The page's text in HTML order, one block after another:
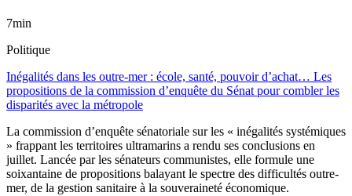
7min
Politique
Inégalités dans les outre-mer : école, santé, pouvoir d’achat… Les
propositions de la commission d’enquête du Sénat pour combler les
disparités avec la métropole
La commission d’enquête sénatoriale sur les « inégalités systémiques
» frappant les territoires ultramarins a rendu ses conclusions en
juillet. Lancée par les sénateurs communistes, elle formule une
soixantaine de propositions balayant le spectre des difficultés outre-
mer, de la gestion sanitaire à la souveraineté économique.